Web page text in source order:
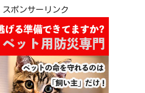
スポンサーリンク